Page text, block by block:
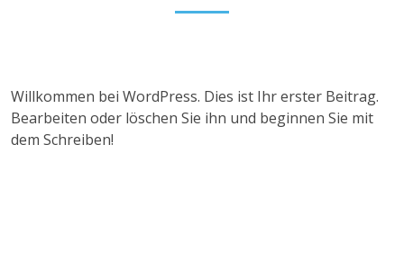
Willkommen bei WordPress. Dies ist Ihr erster Beitrag.
Bearbeiten oder löschen Sie ihn und beginnen Sie mit
dem Schreiben!